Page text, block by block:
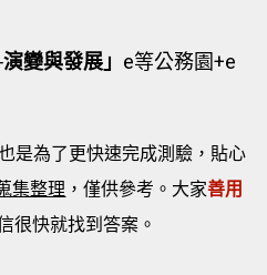
變與發展」 e等公務園+e
是為了更快速完成測驗，貼心
集整理 ，僅供參考。大家善用
很快就找到答案。